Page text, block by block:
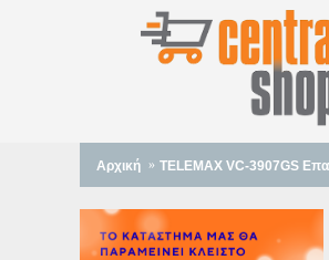
Αρχική TELEMAX VC-3907GS